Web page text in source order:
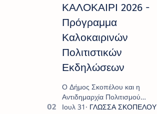
ΚΑΛΟΚΑΙΡΙ 2026 -
Πρόγραμμα
Καλοκαιρινών
Πολιτιστικών
Εκδηλώσεων
Ο Δήμος Σκοπέλου και η
Αντιδημαρχία Πολιτισμού
παρουσιάζουν το πρόγραμμα «